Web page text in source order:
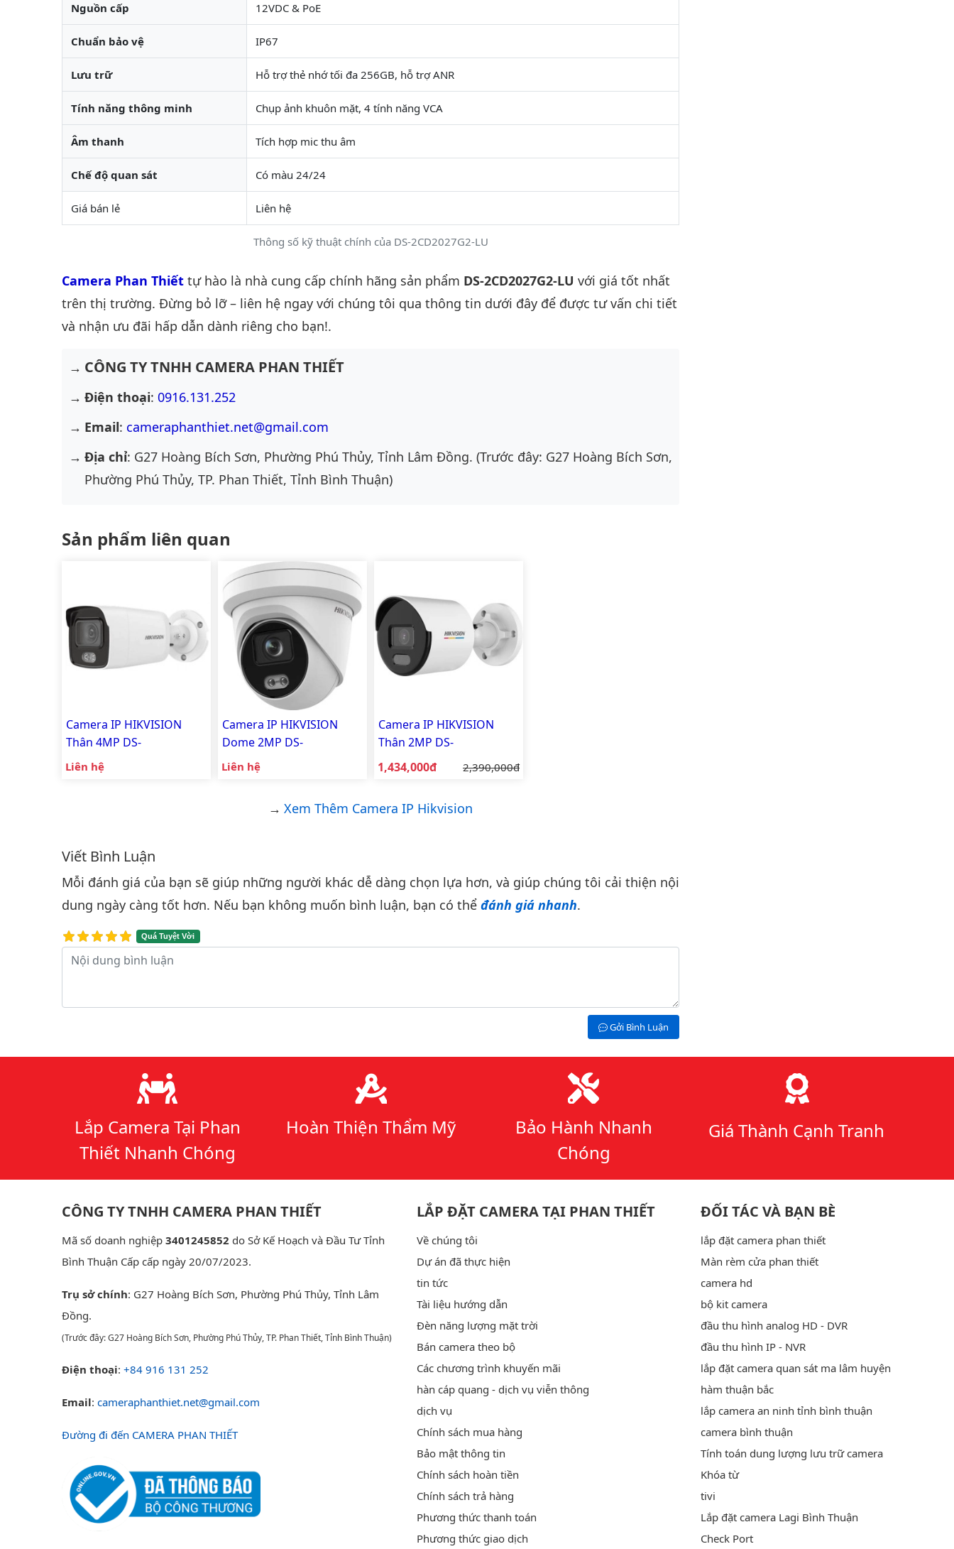
Thông số kỹ thuật chính của DS-2CD2027G2-LU
Nguồn cấp 12VDC & PoE
Chuẩn bảo vệ IP67
Lưu trữ Hỗ trợ thẻ nhớ tối đa 256GB, hỗ trợ ANR
Tính năng thông minh Chụp ảnh khuôn mặt, 4 tính năng VCA
Âm thanh Tích hợp mic thu âm
Chế độ quan sát Có màu 24/24
Giá bán lẻ Liên hệ
Camera Phan Thiết tự hào là nhà cung cấp chính hãng sản phẩm DS-2CD2027G2-LU với giá tốt nhất
trên thị trường. Đừng bỏ lỡ – liên hệ ngay với chúng tôi qua thông tin dưới đây để được tư vấn chi tiết
và nhận ưu đãi hấp dẫn dành riêng cho bạn!.
CÔNG TY TNHH CAMERA PHAN THIẾT
Điện thoại: 0916.131.252
Email: cameraphanthiet.net@gmail.com
Địa chỉ: G27 Hoàng Bích Sơn, Phường Phú Thủy, Tỉnh Lâm Đồng. (Trước đây: G27 Hoàng Bích Sơn,
Phường Phú Thủy, TP. Phan Thiết, Tỉnh Bình Thuận)
Sản phẩm liên quan
Camera IP HIKVISION
Thân 4MP DS-
2CD2047G2-LU
Liên hệ
Camera IP HIKVISION
Dome 2MP DS-
2CD2327G2-LU
Liên hệ
Camera IP HIKVISION
Thân 2MP DS-
2CD1027G2-LUF
Giá bán:
1,434,000đ Giá gốc:
2,390,000đ
Xem Thêm Camera IP Hikvision
Bình luận & Đánh giá
Viết Bình Luận
Mỗi đánh giá của bạn sẽ giúp những người khác dễ dàng chọn lựa hơn, và giúp chúng tôi cải thiện nội
dung ngày càng tốt hơn. Nếu bạn không muốn bình luận, bạn có thể đánh giá nhanh.
Quá Tuyệt Vời
Nội dung bình luận
Gởi Bình Luận
Lý do chọn chúng tôi
Lắp Camera Tại Phan
Thiết Nhanh Chóng
Hoàn Thiện Thẩm Mỹ
Bảo Hành Nhanh
Chóng
Giá Thành Cạnh Tranh
CÔNG TY TNHH CAMERA PHAN THIẾT
Mã số doanh nghiệp 3401245852 do Sở Kế Hoạch và Đầu Tư Tỉnh
Bình Thuận Cấp cấp ngày 20/07/2023.
Trụ sở chính: G27 Hoàng Bích Sơn, Phường Phú Thủy, Tỉnh Lâm
Đồng.
(Trước đây: G27 Hoàng Bích Sơn, Phường Phú Thủy, TP. Phan Thiết, Tỉnh Bình Thuận)
Điện thoại: +84 916 131 252
Email: cameraphanthiet.net@gmail.com
Đường đi đến CAMERA PHAN THIẾT
LẮP ĐẶT CAMERA TẠI PHAN THIẾT
Về chúng tôi
Dự án đã thực hiện
tin tức
Tài liệu hướng dẫn
Đèn năng lượng mặt trời
Bán camera theo bộ
Các chương trình khuyến mãi
hàn cáp quang - dịch vụ viễn thông
dịch vụ
Chính sách mua hàng
Bảo mật thông tin
Chính sách hoàn tiền
Chính sách trả hàng
Phương thức thanh toán
Phương thức giao dịch
ĐỐI TÁC VÀ BẠN BÈ
lắp đặt camera phan thiết
Màn rèm cửa phan thiết
camera hd
bộ kit camera
đầu thu hình analog HD - DVR
đầu thu hình IP - NVR
lắp đặt camera quan sát ma lâm huyện
hàm thuận bắc
lắp camera an ninh tỉnh bình thuận
camera bình thuận
Tính toán dung lượng lưu trữ camera
Khóa từ
tivi
Lắp đặt camera Lagi Bình Thuận
Check Port